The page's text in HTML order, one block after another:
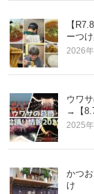
【
ーつ
2026
ウワ
→【
2025
かつ
け